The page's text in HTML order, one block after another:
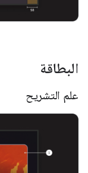
البطاقة
علم التشريح